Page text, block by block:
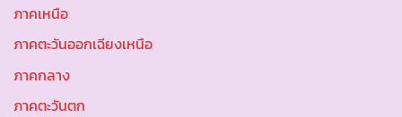
ภาคเหนือ
ภาคตะวันออกเฉียงเหนือ
ภาคกลาง
ภาคตะวันตก